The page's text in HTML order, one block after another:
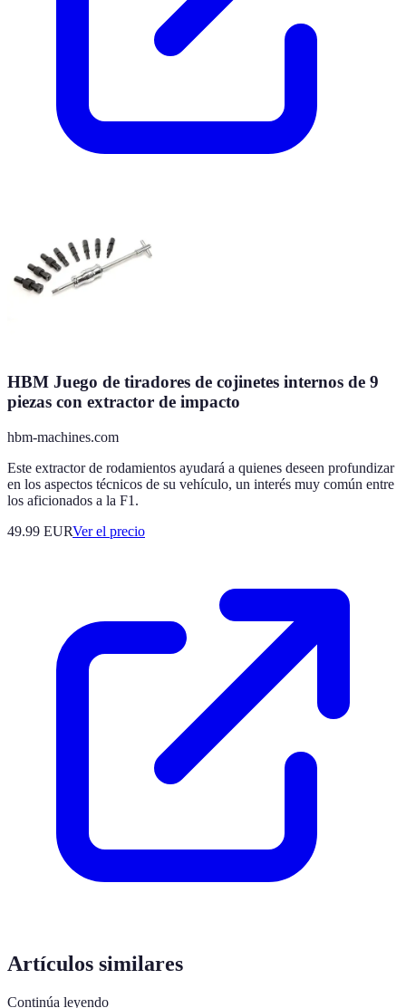
HBM Juego de tiradores de cojinetes internos de 9
piezas con extractor de impacto
hbm-machines.com
Este extractor de rodamientos ayudará a quienes deseen profundizar
en los aspectos técnicos de su vehículo, un interés muy común entre
los aficionados a la F1.
49.99 EURVer el precio
Artículos similares
Continúa leyendo